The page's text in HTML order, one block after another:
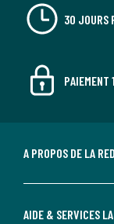
30 JOURS
PAIEMENT
A PROPOS DE LA
AIDE & SERVICES